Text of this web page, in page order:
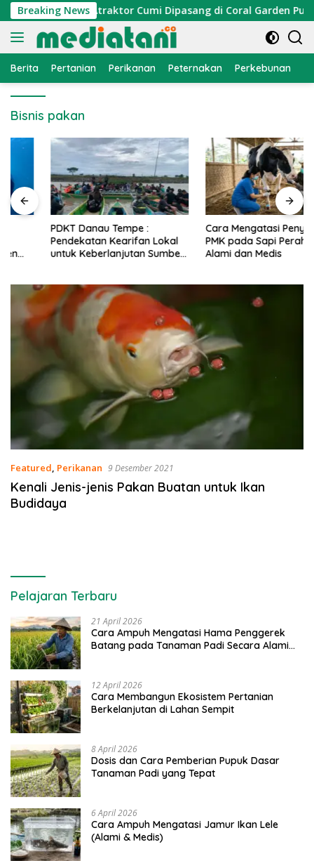
Langsung
ke
konten
Breaking News
Nelayan, Atraktor Cumi Dipasang di Coral Garden Pulau
Berita Pertanian Perikanan Peternakan Perkebunan
Bisnis pakan
PDKT Danau Tempe :
Pendekatan Kearifan Lokal
untuk Keberlanjutan Sumber
Cara Mengatasi Penyakit
PMK pada Sapi Perah Secara
Alami dan Medis
Featured, Perikanan 9 Desember 2021
Kenali Jenis-jenis Pakan Buatan untuk Ikan
Budidaya
Pelajaran Terbaru
21 April 2026
Cara Ampuh Mengatasi Hama Penggerek
Batang pada Tanaman Padi Secara Alami
12 April 2026
Cara Membangun Ekosistem Pertanian
Berkelanjutan di Lahan Sempit
8 April 2026
Dosis dan Cara Pemberian Pupuk Dasar
Tanaman Padi yang Tepat
6 April 2026
Cara Ampuh Mengatasi Jamur Ikan Lele
(Alami & Medis)